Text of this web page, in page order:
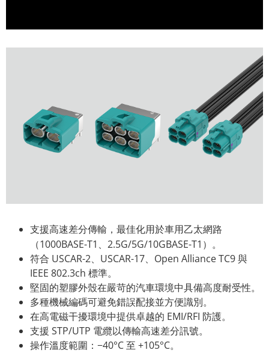
支援高速差分傳輸，最佳化用於車用乙太網路
（1000BASE-T1、2.5G/5G/10GBASE-T1）。
符合 USCAR-2、USCAR-17、Open Alliance TC9 與
IEEE 802.3ch 標準。
堅固的塑膠外殼在嚴苛的汽車環境中具備高度耐受性。
多種機械編碼可避免錯誤配接並方便識別。
在高電磁干擾環境中提供卓越的 EMI/RFI 防護。
支援 STP/UTP 電纜以傳輸高速差分訊號。
操作溫度範圍：−40°C 至 +105°C。